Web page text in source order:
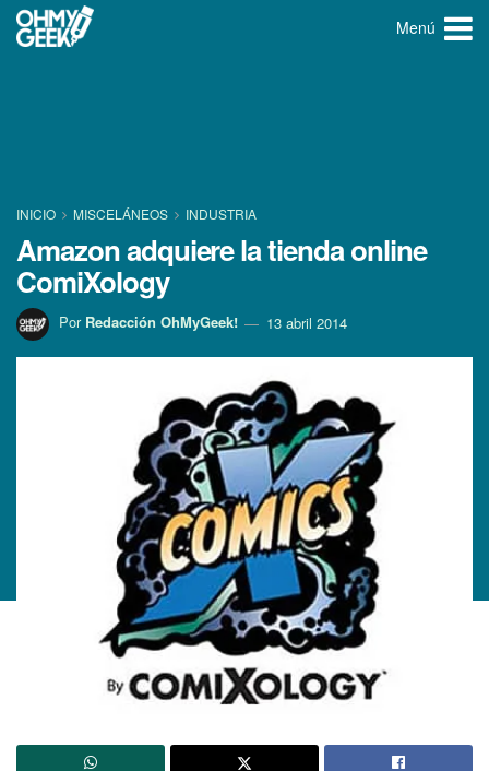
Menú
INICIO MISCELÁNEOS INDUSTRIA
Amazon adquiere la tienda online
ComiXology
Por Redacción OhMyGeek! 13 abril 2014